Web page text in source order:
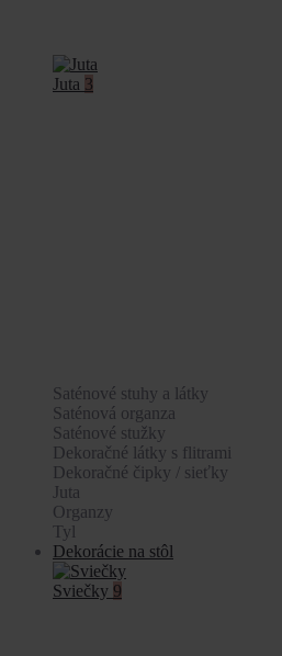
Juta 3
Saténové stuhy a látky
Saténová organza
Saténové stužky
Dekoračné látky s flitrami
Dekoračné čipky / sieťky
Juta
Organzy
Tyl
Dekorácie na stôl
Sviečky 9